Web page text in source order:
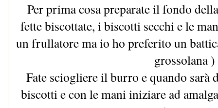
Per prima cosa preparate il fondo
fette biscottate, i biscotti secchi e le
un frullatore ma io ho preferito un
grossolana
Fate sciogliere il burro e quando sarà
biscotti e con le mani iniziare ad